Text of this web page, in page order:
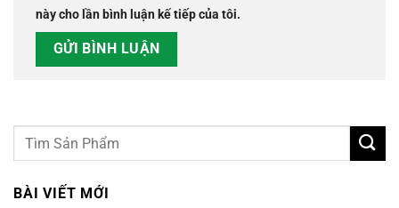
này cho lần bình luận kế tiếp của tôi.
BÀI VIẾT MỚI